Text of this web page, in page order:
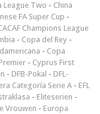
League Two - China
FA Super Cup -
Champions League
- Copa del Rey -
- Copa
- Cyprus First
- DFB-Pokal - DFL-
Categoría Serie A - EFL
- Eliteserien -
Vrouwen - Europa